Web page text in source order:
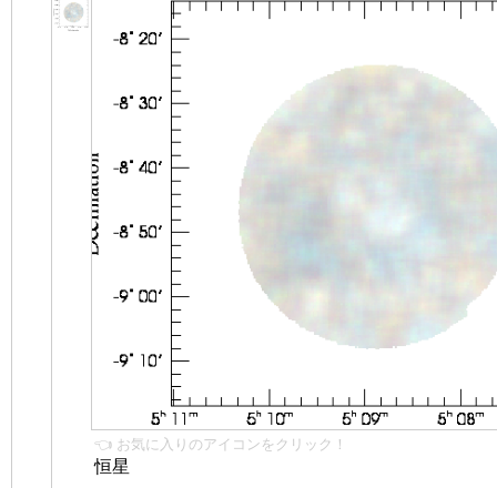
👈 お気に入りのアイコンをクリック！
恒星